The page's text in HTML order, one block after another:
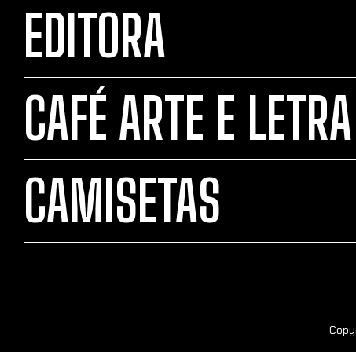
EDITORA
CAFÉ ARTE E LETRA
CAMISETAS